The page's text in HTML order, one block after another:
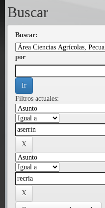
Buscar
Buscar:
por
Filtros actuales: